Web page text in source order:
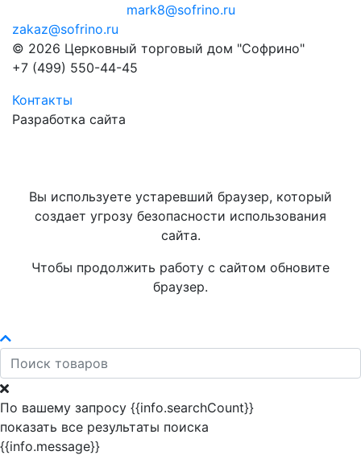
mark8@sofrino.ru
zakaz@sofrino.ru
© 2026 Церковный торговый дом "Софрино"
+7 (499) 550-44-45
Контакты
Разработка сайта
Вы используете устаревший браузер, который
создает угрозу безопасности использования
сайта.
Чтобы продолжить работу с сайтом обновите
браузер.
По вашему запросу {{info.searchCount}}
показать все результаты поиска
{{info.message}}